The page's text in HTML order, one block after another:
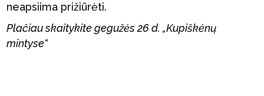
neapsiima prižiūrėti.
Plačiau skaitykite gegužės 26 d. „Kupiškėnų
mintyse“